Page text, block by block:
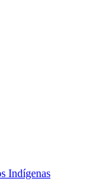
Indígenas